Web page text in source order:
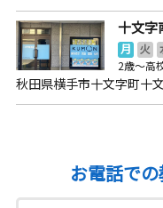
十文字
月 火
2歳～高
秋田県横手市十文字町十
お電話で